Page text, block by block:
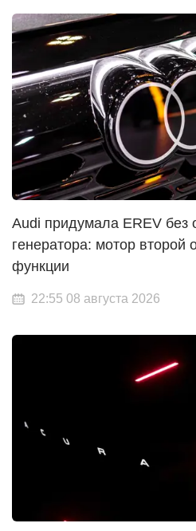
Audi придумала EREV без
генератора: мотор второй
функции
22:55 08 августа 2026